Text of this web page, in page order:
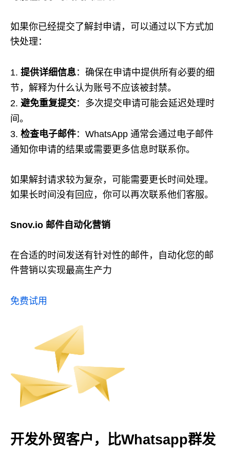
如果你已经提交了解封申请，可以通过以下方式加
快处理：
提供详细信息：确保在申请中提供所有必要的细
节，解释为什么认为账号不应该被封禁。
避免重复提交：多次提交申请可能会延迟处理时
间。
检查电子邮件：WhatsApp 通常会通过电子邮件
通知你申请的结果或需要更多信息时联系你。
如果解封请求较为复杂，可能需要更长时间处理。
如果长时间没有回应，你可以再次联系他们客服。
Snov.io 邮件自动化营销
在合适的时间发送有针对性的邮件，自动化您的邮
件营销以实现最高生产力
免费试用
开发外贸客户，比Whatsapp群发